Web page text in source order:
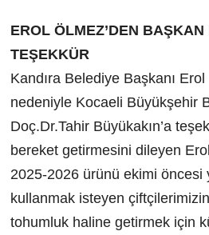
EROL ÖLMEZ’DEN BAŞKAN
TEŞEKKÜR
Kandıra Belediye Başkanı
nedeniyle Kocaeli Büyükşehir
Doç.Dr.Tahir Büyükakın’a
bereket getirmesini dileyen
2025-2026 ürünü ekimi öncesi
kullanmak isteyen çiftçilerimizin
tohumluk haline getirmek için